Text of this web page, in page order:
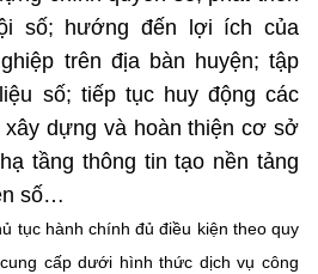
VÀ CÔNG NGHỆ
AND TECHNOLOGY
dõi MST: Góp ý
học và Công nghệ (MST)
Nguyễn Thị Hải Hằng
thông Khoa học và Công nghệ.
số; hướng đến lợi ích của
trên địa bàn huyện; tập
số; tiếp tục huy động các
dựng và hoàn thiện cơ sở
tầng thông tin tạo nền tảng
số…
tục hành chính đủ điều kiện theo quy
cấp dưới hình thức dịch vụ công